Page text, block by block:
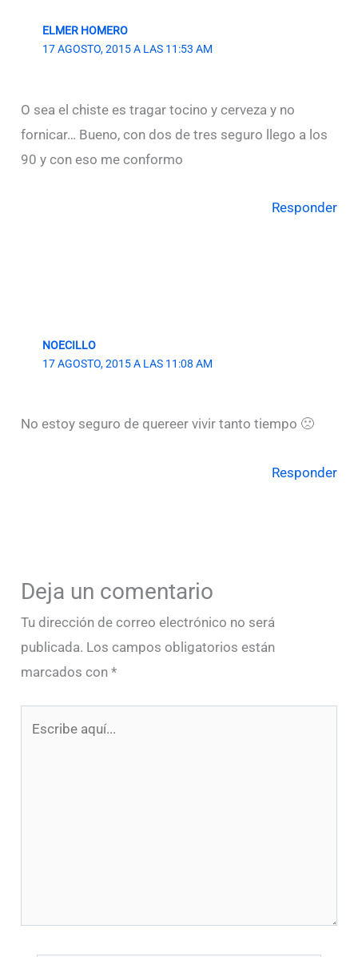
ELMER HOMERO
17 AGOSTO, 2015 A LAS 11:53 AM
O sea el chiste es tragar tocino y cerveza y no
fornicar… Bueno, con dos de tres seguro llego a los
90 y con eso me conformo
Responder
NOECILLO
17 AGOSTO, 2015 A LAS 11:08 AM
No estoy seguro de quereer vivir tanto tiempo 🙁
Responder
Deja un comentario
Tu dirección de correo electrónico no será
publicada. Los campos obligatorios están
marcados con*